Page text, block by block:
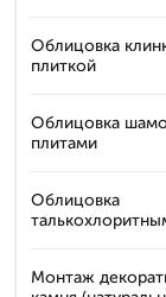
Облицовка
плиткой
Облицовка
плитами
Облицовка
Монтаж